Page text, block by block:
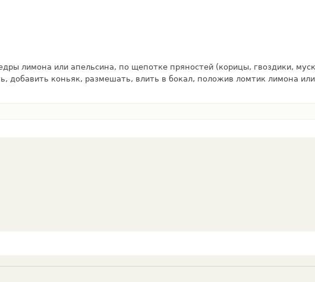
лимона или апельсина, по щепотке пряностей (корицы, гвоздики,
добавить коньяк, размешать, влить в бокал, положив ломтик лимона или